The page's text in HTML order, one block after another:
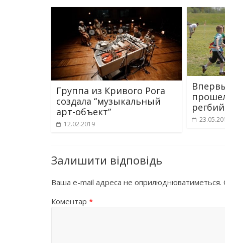
Группа из Кривого Рога
создала “музыкальный
арт-объект”
12.02.2019
Залишити відповідь
Ваша e-mail адреса не оприлюднюватиметься.
Коментар *